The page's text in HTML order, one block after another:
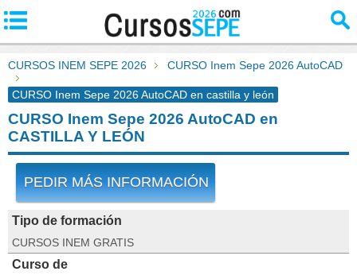
CURSOS INEM SEPE 2026 CURSO Inem Sepe 2026 AutoCAD
CURSO Inem Sepe 2026 AutoCAD en castilla y león
CURSO Inem Sepe 2026 AutoCAD en
CASTILLA Y LEÓN
PEDIR MÁS INFORMACIÓN
Tipo de formación
CURSOS INEM GRATIS
Curso de